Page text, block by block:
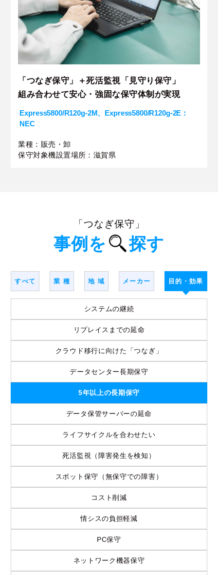
「つなぎ保守」＋死活監視「見守り保守」
組み合わせて安心・強固な保守体制が実現
Express5800/R120g-2M、Express5800/R120g-2E：
NEC
業種：販売・卸
保守対象機設置場所：滋賀県
「つなぎ保守」
事例を 探す
すべて 業 種 地 域 メーカー 目的・効果
システムの継続
リプレイスまでの延命
クラウド移行に向けた「つなぎ」
データセンター長期保守
5年以上の長期保守
データ保管サーバーの延命
ライフサイクルを合わせたい
死活監視（障害発生を検知）
スポット保守（無保守での障害）
コスト削減
情シスの負担軽減
PC保守
ネットワーク機器保守